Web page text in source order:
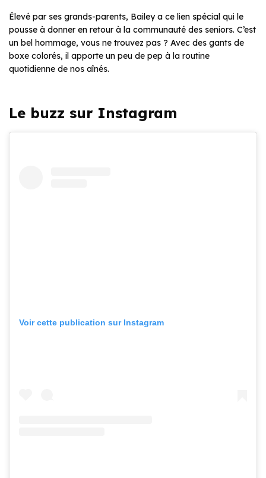
Élevé par ses grands-parents, Bailey a ce lien spécial qui le
pousse à donner en retour à la communauté des seniors. C’est
un bel hommage, vous ne trouvez pas ? Avec des gants de
boxe colorés, il apporte un peu de pep à la routine
quotidienne de nos aînés.
Le buzz sur Instagram
Voir cette publication sur Instagram